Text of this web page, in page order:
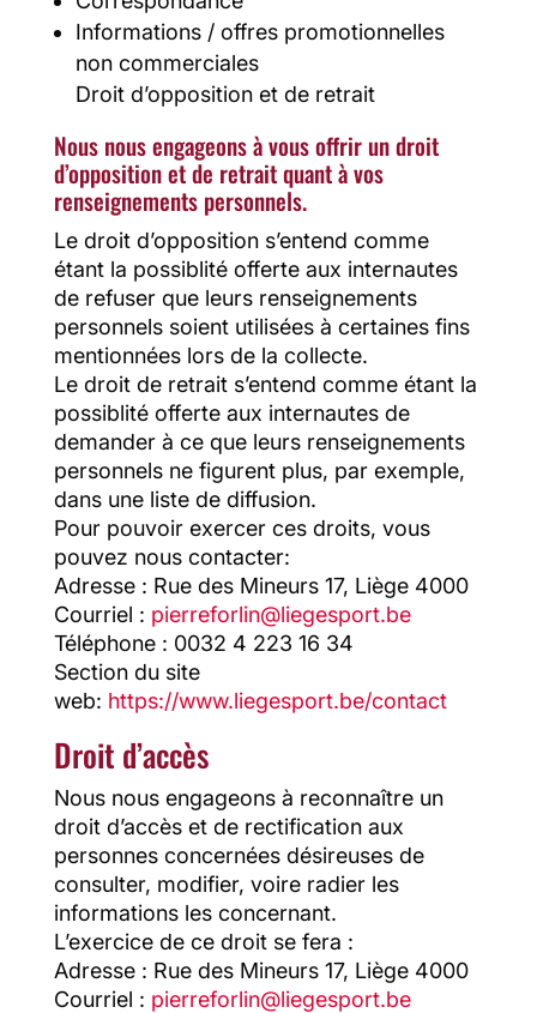
Informations / offres promotionnelles
non commerciales
Droit d’opposition et de retrait
Nous nous engageons à vous offrir un droit
d’opposition et de retrait quant à vos
renseignements personnels.
Le droit d’opposition s’entend comme
étant la possiblité offerte aux internautes
de refuser que leurs renseignements
personnels soient utilisées à certaines fins
mentionnées lors de la collecte.
Le droit de retrait s’entend comme étant la
possiblité offerte aux internautes de
demander à ce que leurs renseignements
personnels ne figurent plus, par exemple,
dans une liste de diffusion.
Pour pouvoir exercer ces droits, vous
pouvez nous contacter:
Adresse : Rue des Mineurs 17, Liège 4000
Courriel : pierreforlin@liegesport.be
Téléphone : 0032 4 223 16 34
Section du site
web: https://www.liegesport.be/contact
Droit d’accès
Nous nous engageons à reconnaître un
droit d’accès et de rectification aux
personnes concernées désireuses de
consulter, modifier, voire radier les
informations les concernant.
L’exercice de ce droit se fera :
Adresse : Rue des Mineurs 17, Liège 4000
Courriel : pierreforlin@liegesport.be